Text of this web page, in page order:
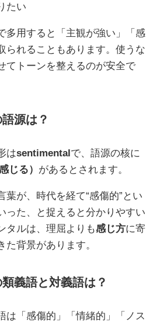
たい
多用すると「主観が強い」「感
られることもあります。使うな
てトーンを整えるのが安全で
源は？
はsentimentalで、語源の核に
じる） があるとされます。
葉が、時代を経て“感傷的”とい
った、と捉えると分かりやすい
タルは、理屈よりも感じ方に寄
た背景があります。
義語と対義語は？
は「感傷的」「情緒的」「ノス